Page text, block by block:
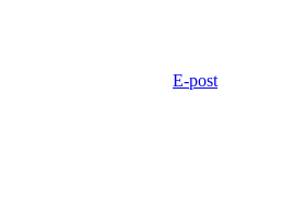
E-post